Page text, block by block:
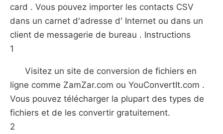
card . Vous pouvez importer les contacts CSV
dans un carnet d'adresse d' Internet ou dans un
client de messagerie de bureau . Instructions
1
Visitez un site de conversion de fichiers en
ligne comme ZamZar.com ou YouConvertIt.com .
Vous pouvez télécharger la plupart des types de
fichiers et de les convertir gratuitement.
2